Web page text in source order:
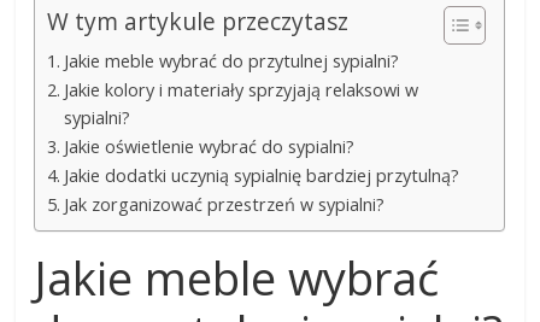
W tym artykule przeczytasz
Jakie meble wybrać do przytulnej sypialni?
Jakie kolory i materiały sprzyjają relaksowi w
sypialni?
Jakie oświetlenie wybrać do sypialni?
Jakie dodatki uczynią sypialnię bardziej przytulną?
Jak zorganizować przestrzeń w sypialni?
Jakie meble wybrać